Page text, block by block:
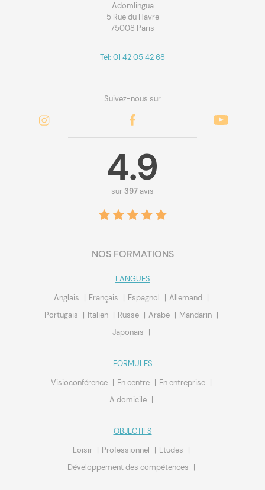
Adomlingua
5 Rue du Havre
75008 Paris
Tél: 01 42 05 42 68
Suivez-nous sur
4.9
sur397 avis
NOS FORMATIONS
LANGUES
Anglais
Français Espagnol
Allemand
Portugais
Italien Russe Arabe
Mandarin
Japonais
FORMULES
Visioconférence
En centre
En entreprise
A domicile
OBJECTIFS
Loisir
Professionnel
Etudes
Développement des compétences